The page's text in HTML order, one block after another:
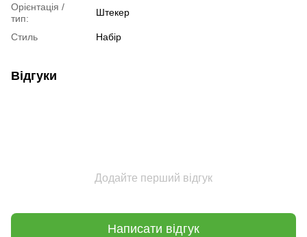
Орієнтація /
тип:
Штекер
Стиль Набір
Відгуки
Додайте перший відгук
Написати відгук